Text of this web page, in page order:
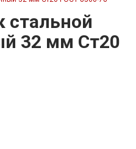
стальной
32 мм Ст20